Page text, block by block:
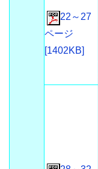
22～27
ページ
[1402KB]